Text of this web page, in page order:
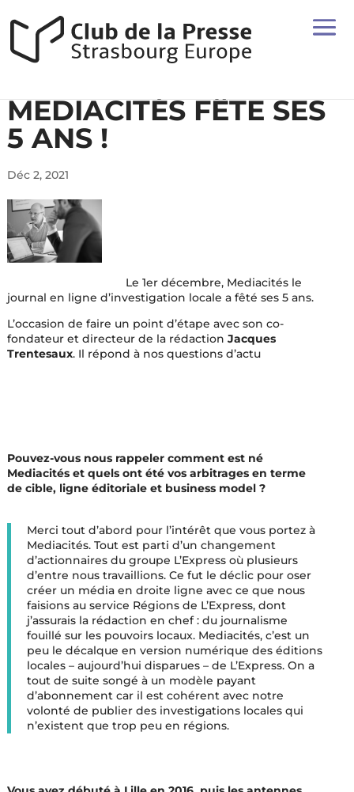
MEDIACITÉS FÊTE SES
5 ANS !
Déc 2, 2021
Le 1er décembre, Mediacités le
journal en ligne d’investigation locale a fêté ses 5 ans.
L’occasion de faire un point d’étape avec son co-
fondateur et directeur de la rédaction Jacques
Trentesaux. Il répond à nos questions d’actu
Pouvez-vous nous rappeler comment est né
Mediacités et quels ont été vos arbitrages en terme
de cible, ligne éditoriale et business model ?
Merci tout d’abord pour l’intérêt que vous portez à
Mediacités. Tout est parti d’un changement
d’actionnaires du groupe L’Express où plusieurs
d’entre nous travaillions. Ce fut le déclic pour oser
créer un média en droite ligne avec ce que nous
faisions au service Régions de L’Express, dont
j’assurais la rédaction en chef : du journalisme
fouillé sur les pouvoirs locaux. Mediacités, c’est un
peu le décalque en version numérique des éditions
locales – aujourd’hui disparues – de L’Express. On a
tout de suite songé à un modèle payant
d’abonnement car il est cohérent avec notre
volonté de publier des investigations locales qui
n’existent que trop peu en régions.